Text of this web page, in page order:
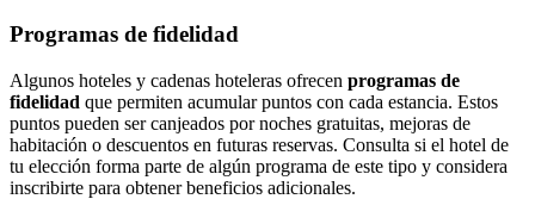
Programas de fidelidad
Algunos hoteles y cadenas hoteleras ofrecen programas de
fidelidad que permiten acumular puntos con cada estancia. Estos
puntos pueden ser canjeados por noches gratuitas, mejoras de
habitación o descuentos en futuras reservas. Consulta si el hotel de
tu elección forma parte de algún programa de este tipo y considera
inscribirte para obtener beneficios adicionales.